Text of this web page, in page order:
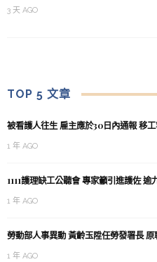
3 天 AGO
TOP 5 文章
被看護人往生 雇主應於30日內通報 移
1 年 AGO
1111護理缺工公聽會 專家籲引進護佐
1 年 AGO
勞動部人事異動 黃齡玉陞任勞發署長
1 年 AGO